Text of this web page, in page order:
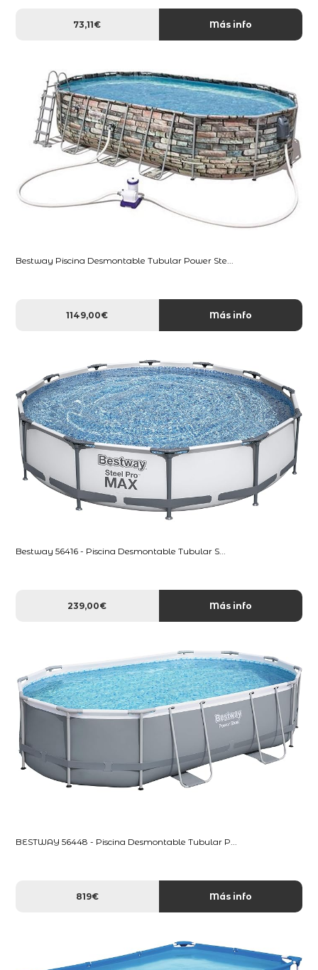
73,11€ Más info
Bestway Piscina Desmontable Tubular Power Ste...
1149,00€ Más info
Bestway 56416 - Piscina Desmontable Tubular S...
239,00€ Más info
BESTWAY 56448 - Piscina Desmontable Tubular P...
819€ Más info